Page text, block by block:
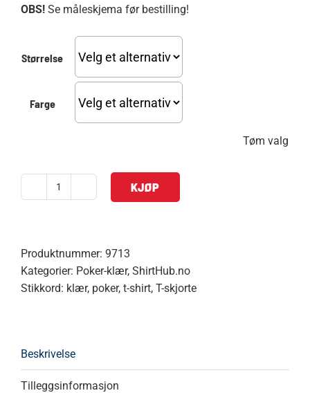
OBS! Se måleskjema før bestilling!
Størrelse
Farge
Tøm valg
T-
KJØP
Produktnummer: 9713
Kategorier: Poker-klær, ShirtHub.no
Stikkord: klær, poker, t-shirt, T-skjorte
Beskrivelse
Tilleggsinformasjon